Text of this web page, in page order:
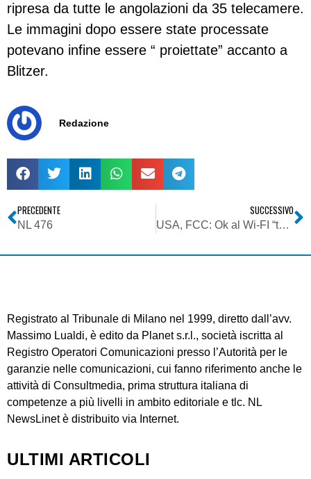
ripresa da tutte le angolazioni da 35 telecamere.
Le immagini dopo essere state processate
potevano infine essere “ proiettate” accanto a
Blitzer.
Redazione
PRECEDENTE
NL 476
SUCCESSIVO
USA, FCC: Ok al Wi-FI “tappabuchi”. Smart Internet in UHF
Registrato al Tribunale di Milano nel 1999, diretto dall’avv.
Massimo Lualdi, è edito da Planet s.r.l., società iscritta al
Registro Operatori Comunicazioni presso l’Autorità per le
garanzie nelle comunicazioni, cui fanno riferimento anche le
attività di Consultmedia, prima struttura italiana di
competenze a più livelli in ambito editoriale e tlc. NL
NewsLinet è distribuito via Internet.
ULTIMI ARTICOLI